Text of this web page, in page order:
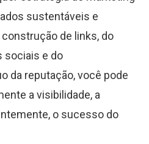
sustentáveis e
de links, do
sociais e do
da reputação, você pode
a visibilidade, a
o sucesso do